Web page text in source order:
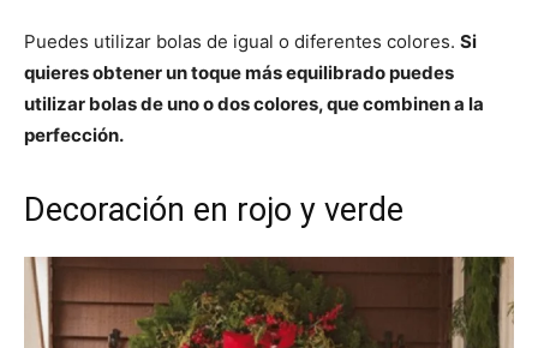
Puedes utilizar bolas de igual o diferentes colores. Si
quieres obtener un toque más equilibrado puedes
utilizar bolas de uno o dos colores, que combinen a la
perfección.
Decoración en rojo y verde